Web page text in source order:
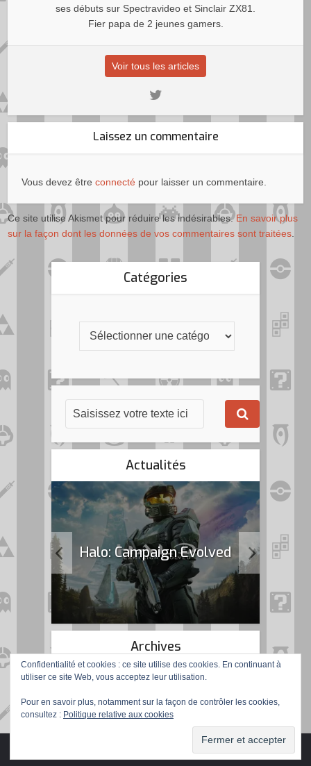
ses débuts sur Spectravideo et Sinclair ZX81.
Fier papa de 2 jeunes gamers.
Voir tous les articles
Laissez un commentaire
Vous devez êtreconnecté pour laisser un commentaire.
Ce site utilise Akismet pour réduire les indésirables.En savoir plus
sur la façon dont les données de vos commentaires sont traitées
Catégories
Actualités
Halo: Campaign Evolved
Archives
Copyright © 2016 Gamer de Père en Fils. Tous droits réservés.
Confidentialité et cookies : ce site utilise des cookies. En continuant à
utiliser ce site Web, vous acceptez leur utilisation.
Pour en savoir plus, notamment sur la façon de contrôler les cookies,
consultez : Politique relative aux cookies